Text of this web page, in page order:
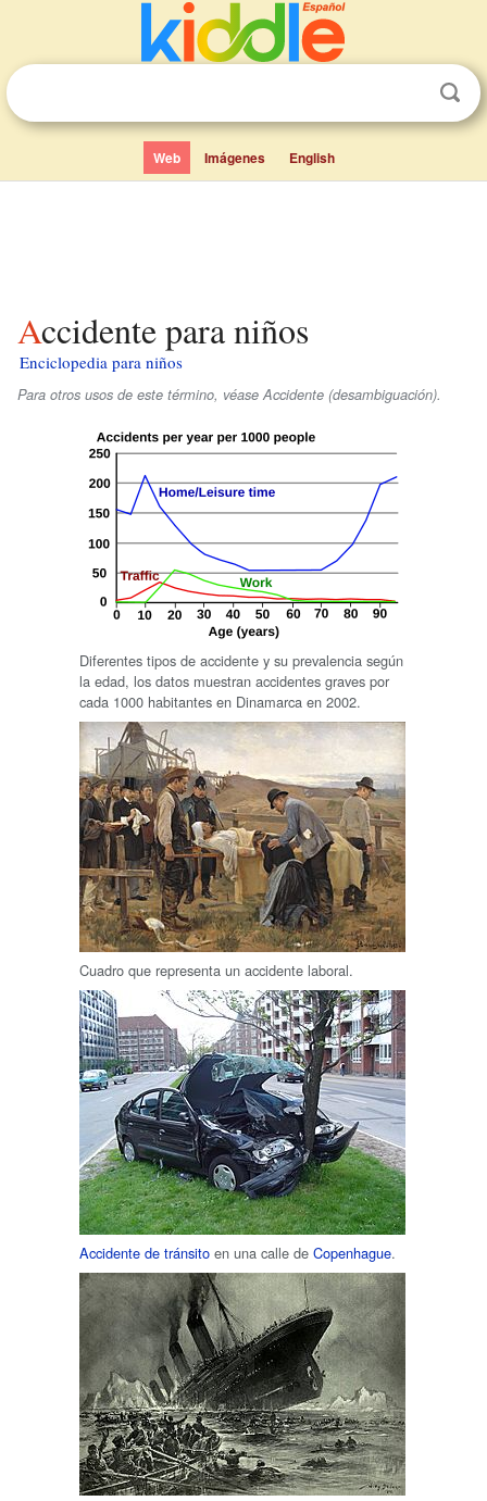
Web Imágenes English
Accidente para niños
Enciclopedia para niños
Para otros usos de este término, véase Accidente (desambiguación).
Diferentes tipos de accidente y su prevalencia según
la edad, los datos muestran accidentes graves por
cada 1000 habitantes en Dinamarca en 2002.
Cuadro que representa un accidente laboral.
Accidente de tránsito en una calle de Copenhague.